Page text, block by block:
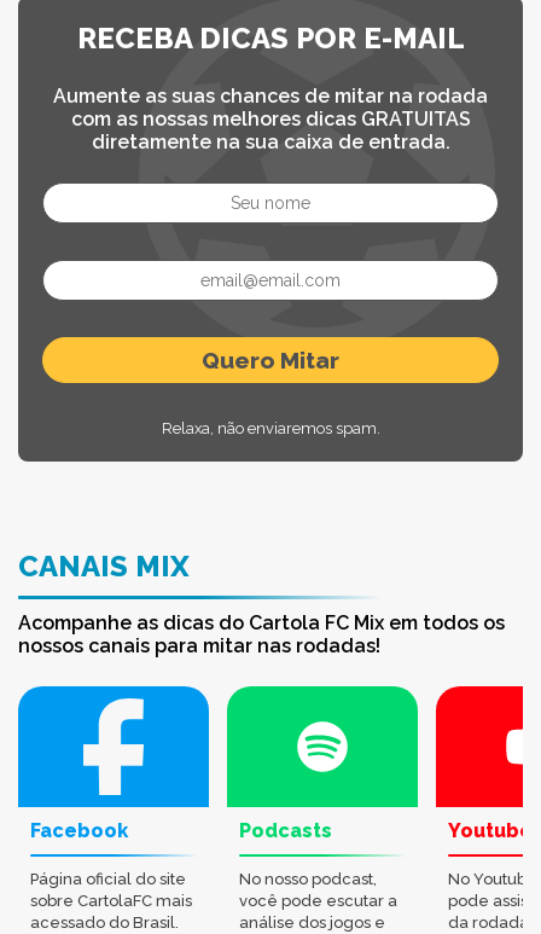
RECEBA DICAS POR E-MAIL
Aumente as suas chances de mitar na rodada
com as nossas melhores dicas GRATUITAS
diretamente na sua caixa de entrada.
Relaxa, não enviaremos spam.
CANAIS MIX
Acompanhe as dicas do Cartola FC Mix em todos os
nossos canais para mitar nas rodadas!
Facebook
Página oficial do site
sobre CartolaFC mais
acessado do Brasil.
Podcasts
No nosso podcast,
você pode escutar a
análise dos jogos e
Youtube
No
pode
da rodada,